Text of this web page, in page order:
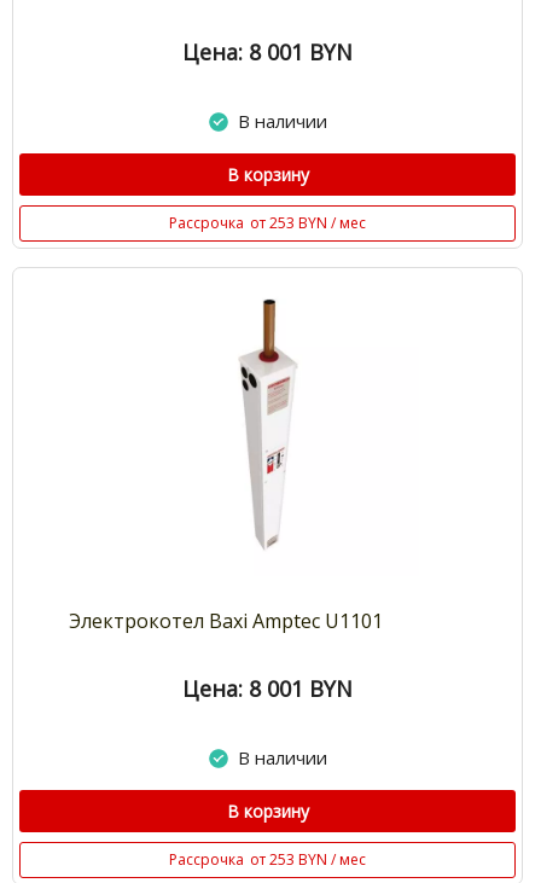
Цена: 8 001 BYN
В наличии
В корзину
Рассрочка от 253 BYN / мес
Электрокотел Baxi Amptec U1101
Цена: 8 001 BYN
В наличии
В корзину
Рассрочка от 253 BYN / мес